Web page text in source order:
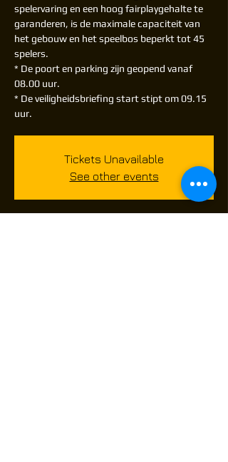
spelervaring en een hoog fairplaygehalte te
garanderen, is de maximale capaciteit van
het gebouw en het speelbos beperkt tot 45
spelers.
* De poort en parking zijn geopend vanaf
08.00 uur.
* De veiligheidsbriefing start stipt om 09.15
uur.
Tickets Unavailable
See other events